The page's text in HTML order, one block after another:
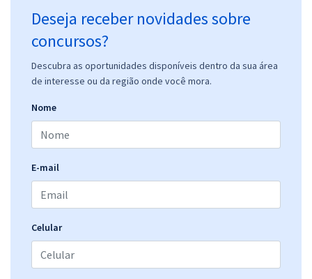
Deseja receber novidades sobre
concursos?
Descubra as oportunidades disponíveis dentro da sua área
de interesse ou da região onde você mora.
Nome
E-mail
Celular